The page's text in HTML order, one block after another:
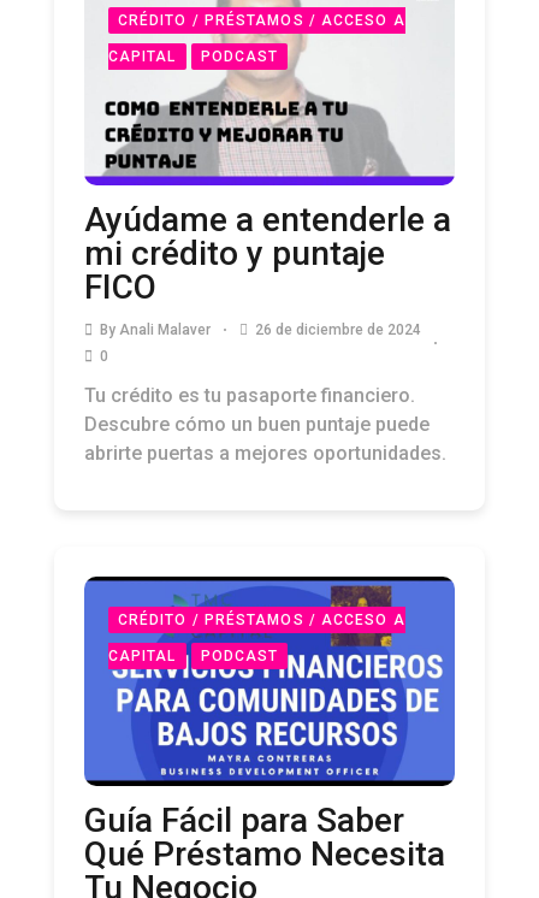
CRÉDITO / PRÉSTAMOS / ACCESO A
CAPITAL PODCAST
Ayúdame a entenderle a
mi crédito y puntaje
FICO
By Anali Malaver
26 de diciembre de 2024
0
Tu crédito es tu pasaporte financiero.
Descubre cómo un buen puntaje puede
abrirte puertas a mejores oportunidades.
CRÉDITO / PRÉSTAMOS / ACCESO A
CAPITAL PODCAST
Guía Fácil para Saber
Qué Préstamo Necesita
Tu Negocio